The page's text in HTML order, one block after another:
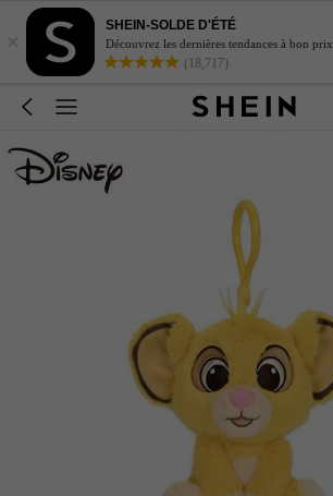
×
SHEIN-SOLDE D'ÉTÉ
Découvrez les dernières tendances à bon prix.
(18,717)